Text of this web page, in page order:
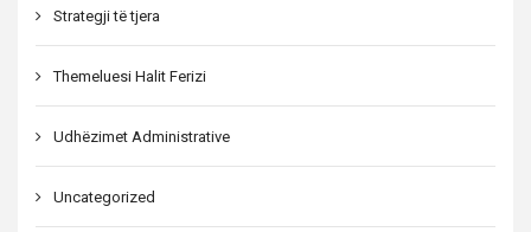
Strategji të tjera
Themeluesi Halit Ferizi
Udhëzimet Administrative
Uncategorized